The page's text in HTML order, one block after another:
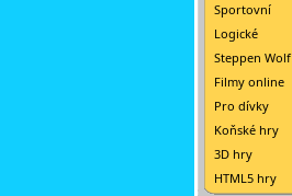
Sportovní
Logické
Steppen Wolf
Filmy online
Pro dívky
Koňské hry
3D hry
HTML5 hry